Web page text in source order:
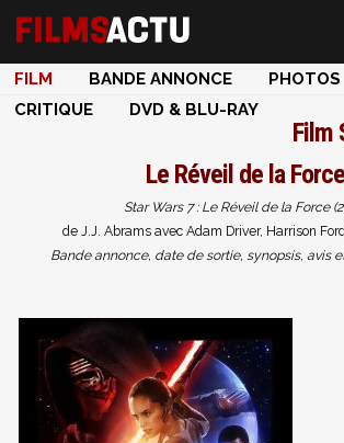
FILM BANDE ANNONCE PHOTOS
CRITIQUE
DVD & BLU-RAY
Film
Le Réveil de la Force
Star Wars 7 : Le Réveil de la Force
de J.J. Abrams avec Adam Driver, Harrison
Bande annonce, date de sortie, synopsis, avis